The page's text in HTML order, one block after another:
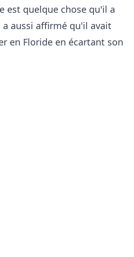
est quelque chose qu'il a
aussi affirmé qu'il avait
en Floride en écartant son